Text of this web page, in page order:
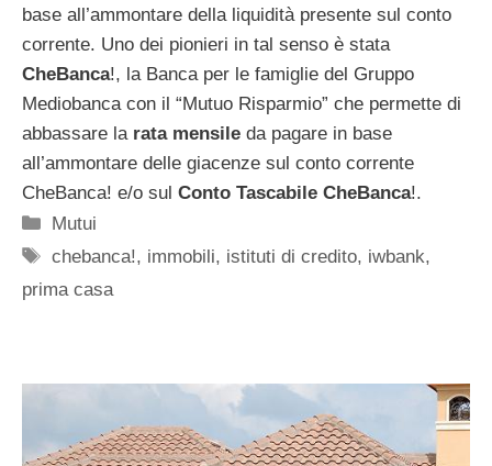
base all’ammontare della liquidità presente sul conto
corrente. Uno dei pionieri in tal senso è stata
CheBanca!, la Banca per le famiglie del Gruppo
Mediobanca con il “Mutuo Risparmio” che permette di
abbassare la rata mensile da pagare in base
all’ammontare delle giacenze sul conto corrente
CheBanca! e/o sul Conto Tascabile CheBanca!.
Categorie
Mutui
Tag
chebanca!, immobili, istituti di credito, iwbank,
prima casa